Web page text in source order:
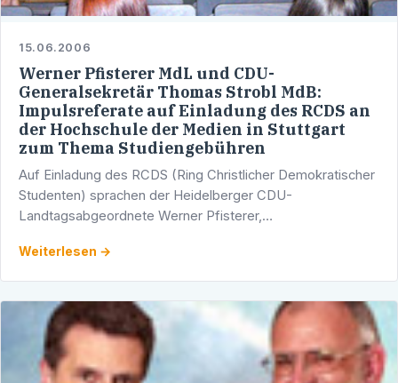
15.06.2006
Werner Pfisterer MdL und CDU-
Generalsekretär Thomas Strobl MdB:
Impulsreferate auf Einladung des RCDS an
der Hochschule der Medien in Stuttgart
zum Thema Studiengebühren
Auf Einladung des RCDS (Ring Christlicher Demokratischer
Studenten) sprachen der Heidelberger CDU-
Landtagsabgeordnete Werner Pfisterer,
württembergischen Landtagsfraktion, und der …
Weiterlesen →